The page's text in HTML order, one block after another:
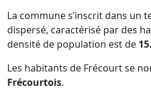
La commune s’inscrit dans un
dispersé, caractérisé par des
densité de population est de
Les habitants de Frécourt se
Frécourtois.